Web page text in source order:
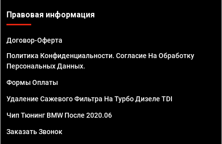
Правовая информация
Договор-Оферта
Политика Конфиденциальности. Согласие На Обработку
Персональных Данных.
Формы Оплаты
Удаление Сажевого Фильтра На Турбо Дизеле TDI
Чип Тюнинг BMW После 2020.06
Заказать Звонок